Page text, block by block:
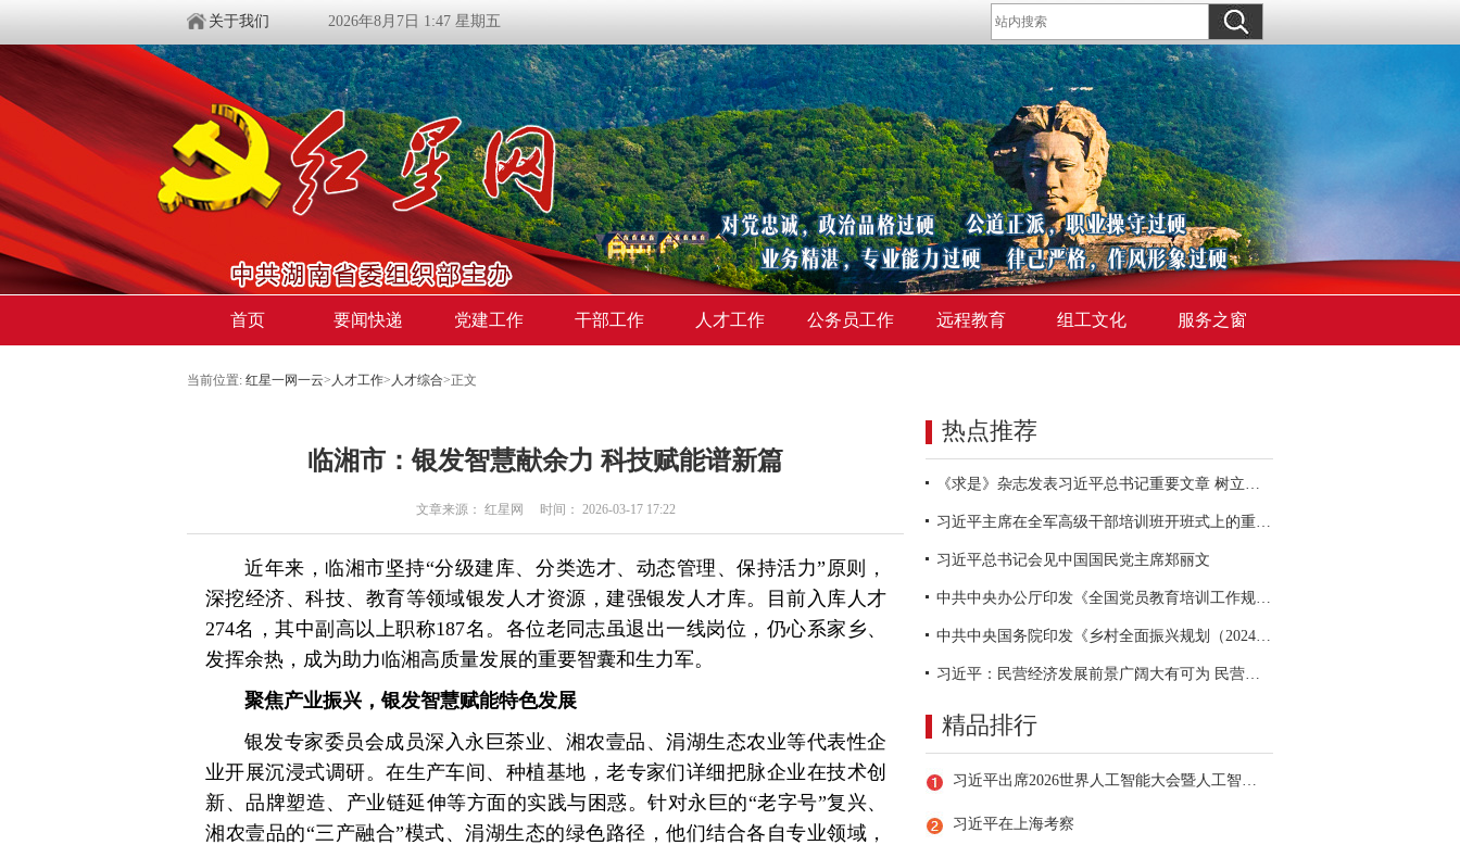
关于我们 2026年8月7日 1:47 星期五
首页 要闻快递 党建工作 干部工作 人才工作 公务员工作 远程教育 组工文化 服务之窗
当前位置: 红星一网一云> 人才工作> 人才综合>正文
临湘市：银发智慧献余力 科技赋能谱新篇
文章来源： 红星网 时间： 2026-03-17 17:22
近年来，临湘市坚持“分级建库、分类选才、动态管理、保持活力”原则，
深挖经济、科技、教育等领域银发人才资源，建强银发人才库。目前入库人才
274名，其中副高以上职称187名。各位老同志虽退出一线岗位，仍心系家乡、
发挥余热，成为助力临湘高质量发展的重要智囊和生力军。
聚焦产业振兴，银发智慧赋能特色发展
银发专家委员会成员深入永巨茶业、湘农壹品、涓湖生态农业等代表性企
业开展沉浸式调研。在生产车间、种植基地，老专家们详细把脉企业在技术创
新、品牌塑造、产业链延伸等方面的实践与困惑。针对永巨的“老字号”复兴、
湘农壹品的“三产融合”模式、涓湖生态的绿色路径，他们结合各自专业领域，
热点推荐
《求是》杂志发表习近平总书记重要文章 树立和践行正确政绩观
习近平主席在全军高级干部培训班开班式上的重要讲话引领全军开展思想整风、深化政治整训
习近平总书记会见中国国民党主席郑丽文
中共中央办公厅印发《全国党员教育培训工作规划（2024－2028年）》
中共中央国务院印发《乡村全面振兴规划（2024—2027年）》
习近平：民营经济发展前景广阔大有可为 民营企业和民营企业家大显身手正当其时
精品排行
习近平出席2026世界人工智能大会暨人工智能全球治理高级别会议开幕式并发表主旨讲话
习近平在上海考察